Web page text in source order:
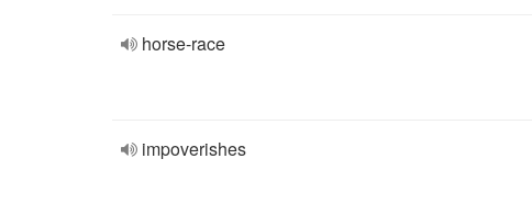
horse-race
impoverishes